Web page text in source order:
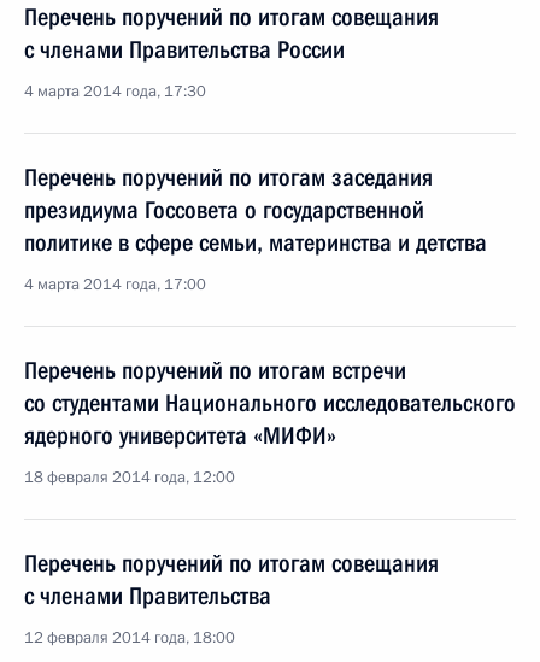
Перечень поручений по итогам совещания
с членами Правительства России
4 марта 2014 года, 17:30
Перечень поручений по итогам заседания
президиума Госсовета о государственной
политике в сфере семьи, материнства и детства
4 марта 2014 года, 17:00
Перечень поручений по итогам встречи
со студентами Национального исследовательского
ядерного университета «МИФИ»
18 февраля 2014 года, 12:00
Перечень поручений по итогам совещания
с членами Правительства
12 февраля 2014 года, 18:00